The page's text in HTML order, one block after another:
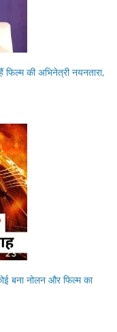
की अभिनेत्री नयनतारा,
बना नोलन और फिल्म का